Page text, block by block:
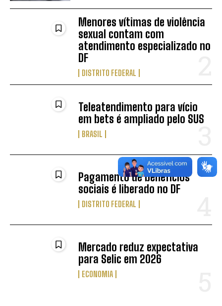
Menores vítimas de violência
sexual contam com
atendimento especializado no
DF
DISTRITO FEDERAL
Teleatendimento para vício
em bets é ampliado pelo SUS
BRASIL
Pagamento de benefícios
sociais é liberado no DF
DISTRITO FEDERAL
Mercado reduz expectativa
para Selic em 2026
ECONOMIA